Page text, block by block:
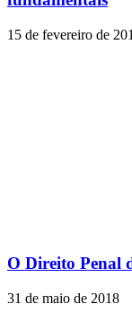
15 de fevereiro de
O Direito Penal
31 de maio de 2018